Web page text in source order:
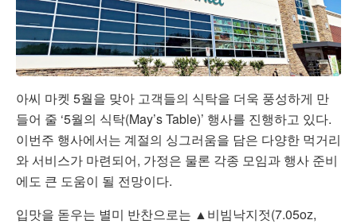
아씨 마켓 5월을 맞아 고객들의 식탁을 더욱 풍성하게 만
들어 줄 ‘5월의 식탁(May’s Table)’ 행사를 진행하고 있다.
이번주 행사에서는 계절의 싱그러움을 담은 다양한 먹거리
와 서비스가 마련되어, 가정은 물론 각종 모임과 행사 준비
에도 큰 도움이 될 전망이다.
입맛을 돋우는 별미 반찬으로는 ▲비빔낙지젓(7.05oz,